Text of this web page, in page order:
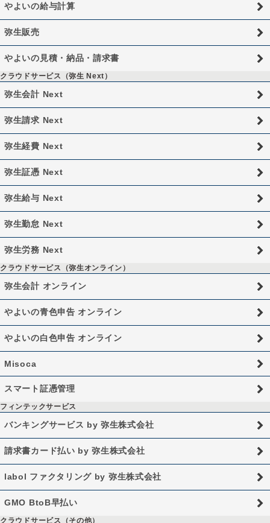
やよいの給与計算
弥生販売
やよいの見積・納品・請求書
クラウドサービス（弥生 Next）
弥生会計 Next
弥生請求 Next
弥生経費 Next
弥生証憑 Next
弥生給与 Next
弥生勤怠 Next
弥生労務 Next
クラウドサービス（弥生オンライン）
弥生会計 オンライン
やよいの青色申告 オンライン
やよいの白色申告 オンライン
Misoca
スマート証憑管理
フィンテックサービス
バンキングサービス by 弥生株式会社
請求書カード払い by 弥生株式会社
labol ファクタリング by 弥生株式会社
GMO BtoB早払い
クラウドサービス（その他）